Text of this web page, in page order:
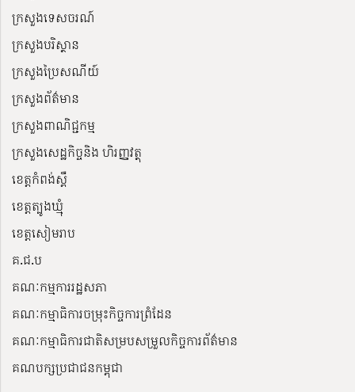
ក្រសួងទេសចរណ៍
ក្រសួងបរិស្ថាន
ក្រសួងប្រៃសណីយ៍
ក្រសួងព័ត៌មាន
ក្រសួងពាណិជ្ជកម្ម
ក្រសួងសេដ្ឋកិច្ចនិង ហិរញ្ញវត្ថុ
ខេត្តកំពង់ស្ពឺ
ខេត្តត្បូងឃ្មុំ
ខេត្តសៀមរាប
គ.ជ.ប
គណៈកម្មការរដ្ឋសភា
គណៈកម្មាធិការចម្រុះកិច្ចការព្រំដែន
គណៈកម្មាធិការជាតិសម្របសម្រួលកិច្ចការព័ត៌មាន
គណបក្សប្រជាជនកម្ពុជា